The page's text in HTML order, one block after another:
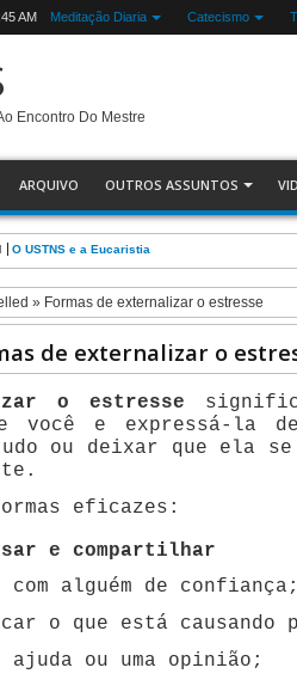
AM Meditação Diaria Catecismo
Encontro Do Mestre
ARQUIVO OUTROS ASSUNTOS
O USTNS e a Eucaristia
» Formas de externalizar o estresse
de externalizar o
o estresse
você e expressá-la
ou deixar que ela
eficazes:
e compartilhar
com alguém de confiança;
o que está causando
ajuda ou uma opinião;